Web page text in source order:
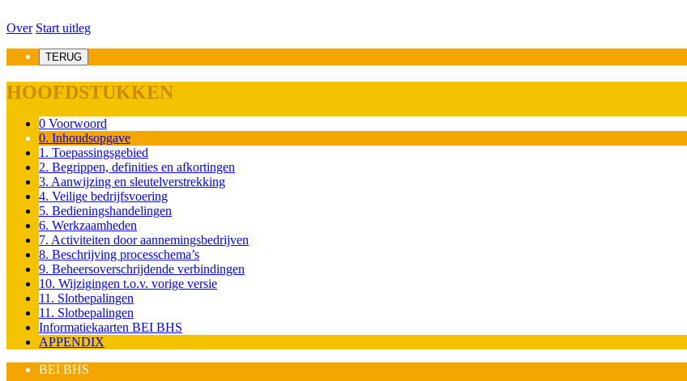
Over Start uitleg
TERUG
HOOFDSTUKKEN
0 Voorwoord
0. Inhoudsopgave
1. Toepassingsgebied
2. Begrippen, definities en afkortingen
3. Aanwijzing en sleutelverstrekking
4. Veilige bedrijfsvoering
5. Bedieningshandelingen
6. Werkzaamheden
7. Activiteiten door aannemingsbedrijven
8. Beschrijving processchema’s
9. Beheersoverschrijdende verbindingen
10. Wijzigingen t.o.v. vorige versie
11. Slotbepalingen
11. Slotbepalingen
Informatiekaarten BEI BHS
APPENDIX
BEI BHS